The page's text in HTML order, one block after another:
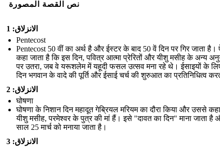
نص القصة المصورة
الانزلاق: 1
Pentecost
Pentecost 50 वीं का अर्थ है और ईस्टर के बाद 50 वें दिन पर गिर जाता है।
कहा जाता है कि इस दिन, पवित्र आत्मा प्रेरितों और यीशु मसीह के अन्य
पर उतरा, जब वे यरूशलेम में यहूदी फसल उत्सव मना रहे थे। ईसाइयों के
दिन भगवान के वादे की पूर्ति और ईसाई चर्च की शुरुआत का प्रतिनिधित्व
الانزلاق: 2
घोषणा
घोषणा के निशान दिन महादूत गेब्रियल मरियम का दौरा किया और उससे
यीशु मसीह, परमेश्वर के पुत्र की मां हैं। इसे "दावत का दिन" माना जाता है
साल 25 मार्च को मनाया जाता है।
الانزلاق: 3